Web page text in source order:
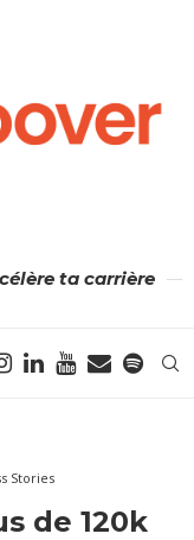
ta carrière
Stories
de 120k